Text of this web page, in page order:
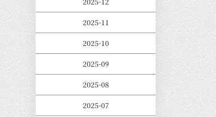
2025-11
2025-10
2025-09
2025-08
2025-07